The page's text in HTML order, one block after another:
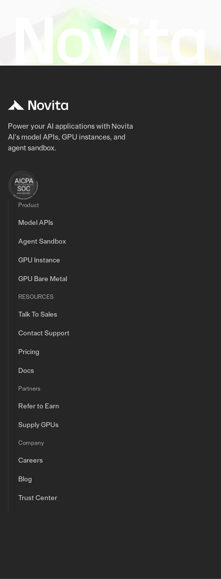
Power your AI applications with Novita
AI's model APIs, GPU instances, and
agent sandbox.
Product
Model APIs
Agent Sandbox
GPU Instance
GPU Bare Metal
RESOURCES
Talk To Sales
Contact Support
Pricing
Docs
Partners
Refer to Earn
Supply GPUs
Company
Careers
Blog
Trust Center